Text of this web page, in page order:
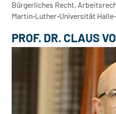
Bürgerliches Recht,
Martin‑Luther‑Universität
PROF. DR. CLAUS